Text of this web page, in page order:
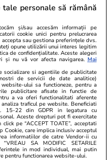
de
13:21
– o
personale să rămână
și/sau accesăm informații pe
cookie unici pentru prelucrarea
sau gestiona preferințele dvs.
opune utilizării unui interes legitim
de confidențialitate. Aceste alegeri
și nu vă vor afecta navigarea. Mai
socializare si agentiile de publicitate
de servicii de date analitice)
ului sa functioneze, pentru a
publicitare afisate in functie de
a va oferi functionalitati aferente
traficul pe website. Beneficiati
15-22 din GDPR in legatura cu
Aceste drepturi pot fi exercitate
click pe “ACCEPT TOATE”, acceptati
Cookie, care implica inclusiv acceptul
informatiilor de catre Vendor-ii cu
SA MODIFIC SETARILE
in mod individual, mai putin
pentru functionarea website-ului.